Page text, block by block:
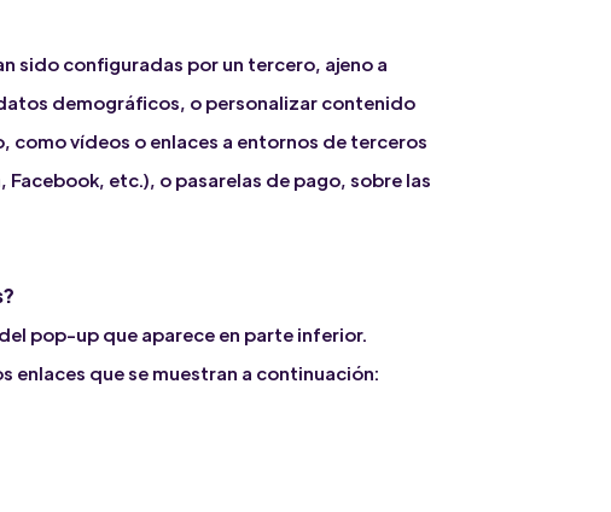
sido configuradas por un tercero, ajeno a
demográficos, o personalizar contenido
vídeos o enlaces a entornos de terceros
etc.), o pasarelas de pago, sobre las
pop-up que aparece en parte inferior.
enlaces que se muestran a continuación: